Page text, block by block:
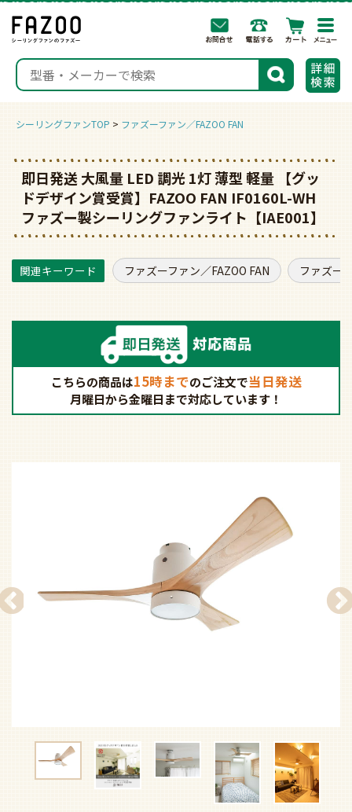
検索
シーリングファンTOP ファズーファン／FAZOO FAN
即日発送 大風量 LED 調光 1灯 薄型 軽量 【グッ
ドデザイン賞受賞】FAZOO FAN IF0160L-WH
ファズー製シーリングファンライト【IAE001】
ファズーファン／FAZOO FAN ファズー
こちらの商品は15時までのご注文で当日発送
月曜日から金曜日まで対応しています！